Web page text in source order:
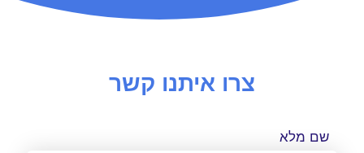
צרו איתנו קשר
שם מלא